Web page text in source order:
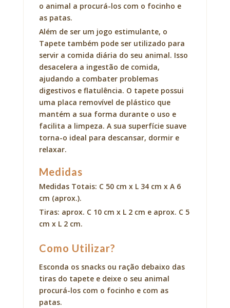
o animal a procurá-los com o focinho e
as patas.
Além de ser um jogo estimulante, o
Tapete também pode ser utilizado para
servir a comida diária do seu animal. Isso
desacelera a ingestão de comida,
ajudando a combater problemas
digestivos e flatulência. O tapete possui
uma placa removível de plástico que
mantém a sua forma durante o uso e
facilita a limpeza. A sua superfície suave
torna-o ideal para descansar, dormir e
relaxar.
Medidas
Medidas Totais: C 50 cm x L 34 cm x A 6
cm (aprox.).
Tiras: aprox. C 10 cm x L 2 cm e aprox. C 5
cm x L 2 cm.
Como Utilizar?
Esconda os snacks ou ração debaixo das
tiras do tapete e deixe o seu animal
procurá-los com o focinho e com as
patas.